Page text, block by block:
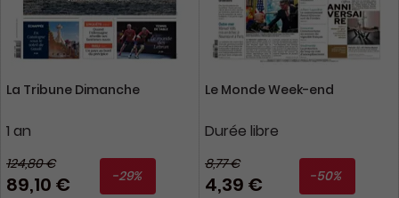
La Tribune Dimanche
1 an
124,80 €
89,10 € -29%
Le Monde Week-end
Durée libre
8,77 €
4,39 € -50%